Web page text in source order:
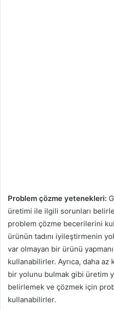
Problem çözme yetenekleri:
üretimi ile ilgili sorunları
problem çözme becerilerini
ürünün tadını iyileştirmenin
var olmayan bir ürünü
kullanabilirler. Ayrıca, daha
bir yolunu bulmak gibi üretim
belirlemek ve çözmek için
kullanabilirler.